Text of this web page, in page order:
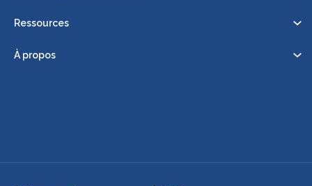
Ressources
À propos